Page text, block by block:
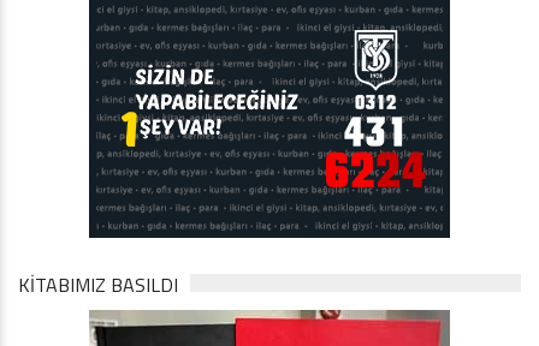
KİTABIMIZ BASILDI